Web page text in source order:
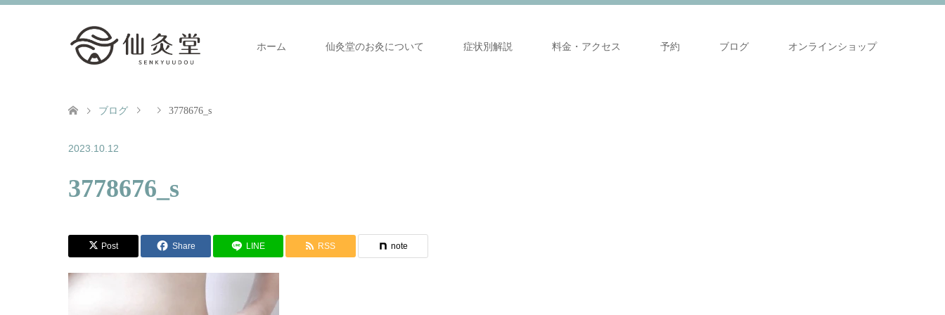
ホーム 仙灸堂のお灸について 症状別解説 料金・アクセス 予約 ブログ オンラインショップ
ブログ 3778676_s
2023.10.12
3778676_s
Post Share LINE RSS note